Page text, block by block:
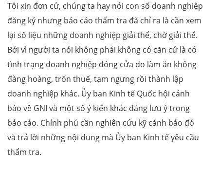
Tôi xin đơn cử, chúng ta hay nói con số doanh nghiệp
đăng ký nhưng báo cáo thẩm tra đã chỉ ra là cần xem
lại số liệu những doanh nghiệp giải thể, chờ giải thể.
Bởi vì người ta nói không phải không có căn cứ là có
tình trạng doanh nghiệp đóng cửa do làm ăn không
đàng hoàng, trốn thuế, tạm ngưng rồi thành lập
doanh nghiệp khác. Ủy ban Kinh tế Quốc hội cảnh
báo về GNI và một số ý kiến khác đáng lưu ý trong
báo cáo. Chính phủ cần nghiên cứu kỹ cảnh báo đó
và trả lời những nội dung mà Ủy ban Kinh tế yêu cầu
thẩm tra.